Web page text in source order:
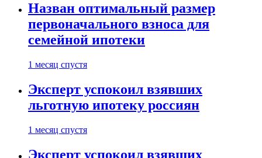
Назван оптимальный размер
первоначального взноса для
семейной ипотеки
1 месяц спустя
Эксперт успокоил взявших
льготную ипотеку россиян
1 месяц спустя
Эксперт успокоил взявших